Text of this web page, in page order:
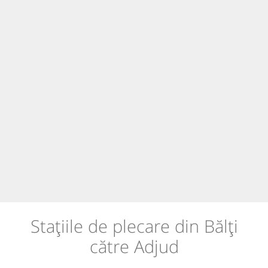
Stațiile de plecare din Bălți
către Adjud